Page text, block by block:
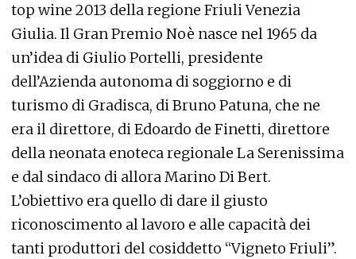
top wine 2013 della regione Friuli Venezia
Giulia. Il Gran Premio Noè nasce nel 1965 da
un’idea di Giulio Portelli, presidente
dell’Azienda autonoma di soggiorno e di
turismo di Gradisca, di Bruno Patuna, che ne
era il direttore, di Edoardo de Finetti, direttore
della neonata enoteca regionale La Serenissima
e dal sindaco di allora Marino Di Bert.
L’obiettivo era quello di dare il giusto
riconoscimento al lavoro e alle capacità dei
tanti produttori del cosiddetto “Vigneto Friuli”.